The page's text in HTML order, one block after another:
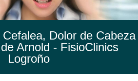
Dolor de Cabeza
Arnold - FisioClinics
Logroño